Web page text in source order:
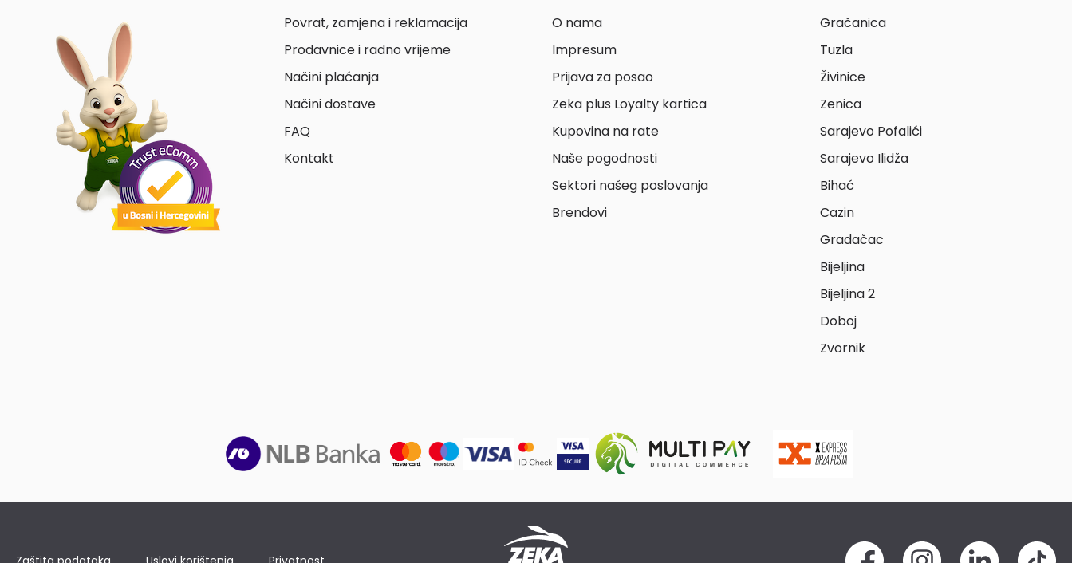
Povrat, zamjena i reklamacija
Prodavnice i radno vrijeme
Načini plaćanja
Načini dostave
FAQ
Kontakt
O nama
Impresum
Prijava za posao
Zeka plus Loyalty kartica
Kupovina na rate
Naše pogodnosti
Sektori našeg poslovanja
Brendovi
Gračanica
Tuzla
Živinice
Zenica
Sarajevo Pofalići
Sarajevo Ilidža
Bihać
Cazin
Gradačac
Bijeljina
Bijeljina 2
Doboj
Zvornik